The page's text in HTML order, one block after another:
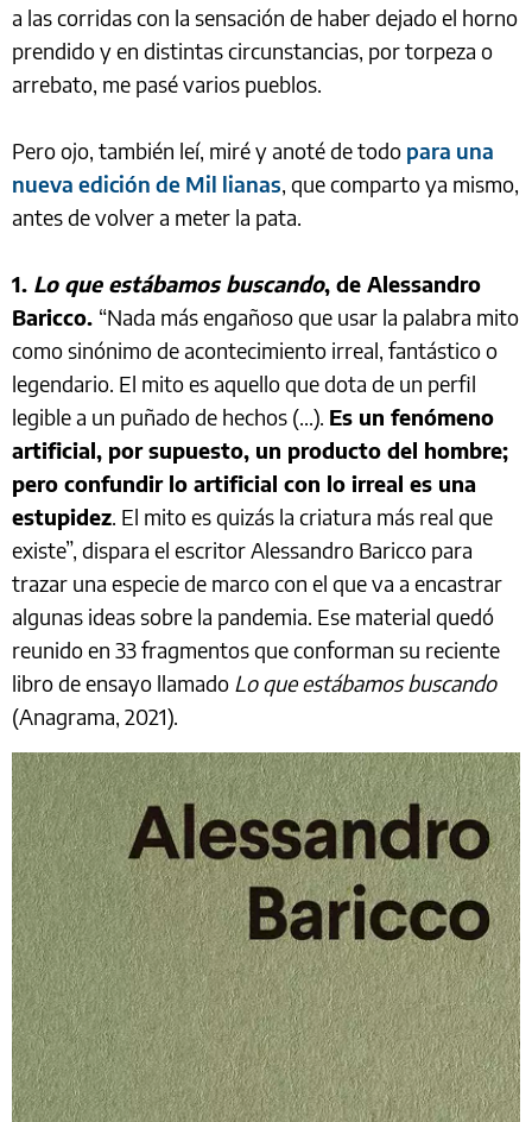
a las corridas con la sensación de haber dejado el horno
prendido y en distintas circunstancias, por torpeza o
arrebato, me pasé varios pueblos.
Pero ojo, también leí, miré y anoté de todo para una
nueva edición de Mil lianas, que comparto ya mismo,
antes de volver a meter la pata.
1. Lo que estábamos buscando, de Alessandro
Baricco. “Nada más engañoso que usar la palabra mito
como sinónimo de acontecimiento irreal, fantástico o
legendario. El mito es aquello que dota de un perfil
legible a un puñado de hechos (...). Es un fenómeno
artificial, por supuesto, un producto del hombre;
pero confundir lo artificial con lo irreal es una
estupidez. El mito es quizás la criatura más real que
existe”, dispara el escritor Alessandro Baricco para
trazar una especie de marco con el que va a encastrar
algunas ideas sobre la pandemia. Ese material quedó
reunido en 33 fragmentos que conforman su reciente
libro de ensayo llamado Lo que estábamos buscando
(Anagrama, 2021).